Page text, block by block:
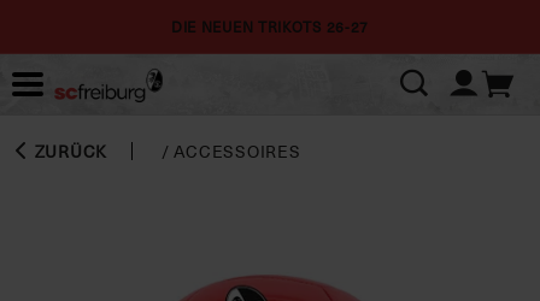
DIE NEUEN TRIKOTS 26-27
ZURÜCK /ACCESSOIRES